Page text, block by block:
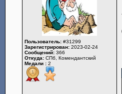
Пользователь: #31299
Зарегистрирован: 2023-02-24
Сообщений: 366
Откуда: СПб, Комендантский
Медали : 2